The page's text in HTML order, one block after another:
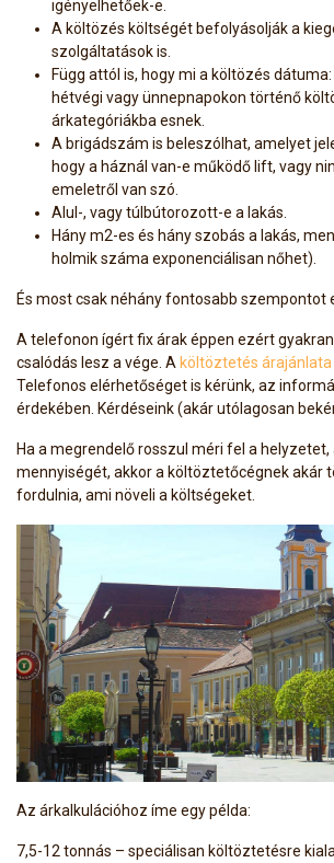
igényelhetőek-e.
A költözés költségét befolyásolják a
szolgáltatások is.
Függ attól is, hogy mi a költözés
hétvégi vagy ünnepnapokon történő
árkategóriákba esnek.
A brigádszám is beleszólhat, amelyet
hogy a háznál van-e működő lift, vagy
emeletről van szó.
Alul-, vagy túlbútorozott-e a lakás.
Hány m2-es és hány szobás a lakás,
holmik száma exponenciálisan nőhet).
És most csak néhány fontosabb szempontot
A telefonon ígért fix árak éppen ezért
csalódás lesz a vége. A költöztetés árajánlata
Telefonos elérhetőséget is kérünk, az
érdekében. Kérdéseink (akár utólagosan
Ha a megrendelő rosszul méri fel a helyzetet,
mennyiségét, akkor a költöztetőcégnek akár
fordulnia, ami növeli a költségeket.
Az árkalkulációhoz íme egy példa:
7,5-12 tonnás – speciálisan költöztetésre